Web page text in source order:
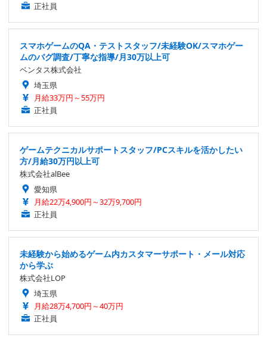
正社員
スマホゲームのQA・テストスタッフ/未経験OK/スマホゲー
ムのバグ調査/丁寧な指導/月30万以上可
ベンタス株式会社
埼玉県
月給33万円～55万円
正社員
ゲームテクニカルサポートスタッフ/PCスキルを活かしたい
方/月給30万円以上可
株式会社alBee
愛知県
月給22万4,900円～32万9,700円
正社員
未経験から始めるゲーム内カスタマーサポート・メール対応
から学ぶ
株式会社LOP
埼玉県
月給28万4,700円～40万円
正社員